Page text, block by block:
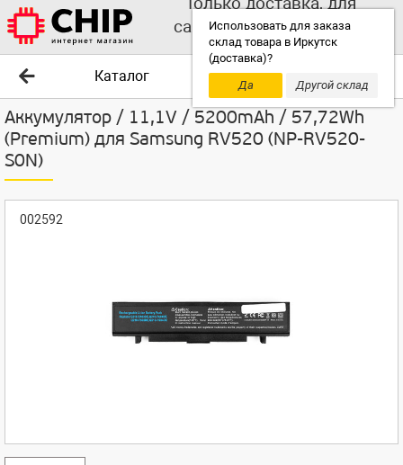
Использовать для заказа
склад товара в Иркутск
(доставка)?
Да
Другой склад
самовывоза выбирайте
другой склад!
Каталог
Аккумулятор / 11,1V / 5200mAh / 57,72Wh
(Premium) для Samsung RV520 (NP-RV520-
S0N)
002592